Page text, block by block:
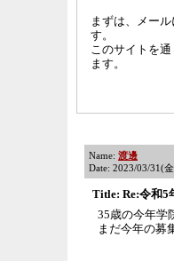
まずは、メー
す。
このサイトを
ます。
Name: 渡邊
Date: 2023/03/31(
Title: Re:令和5
35歳の今年学
まだ今年の募